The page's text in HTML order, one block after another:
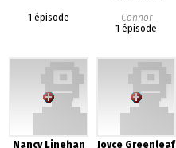
1 épisode
Connor
1 épisode
Nancy Linehan Joyce Greenleaf